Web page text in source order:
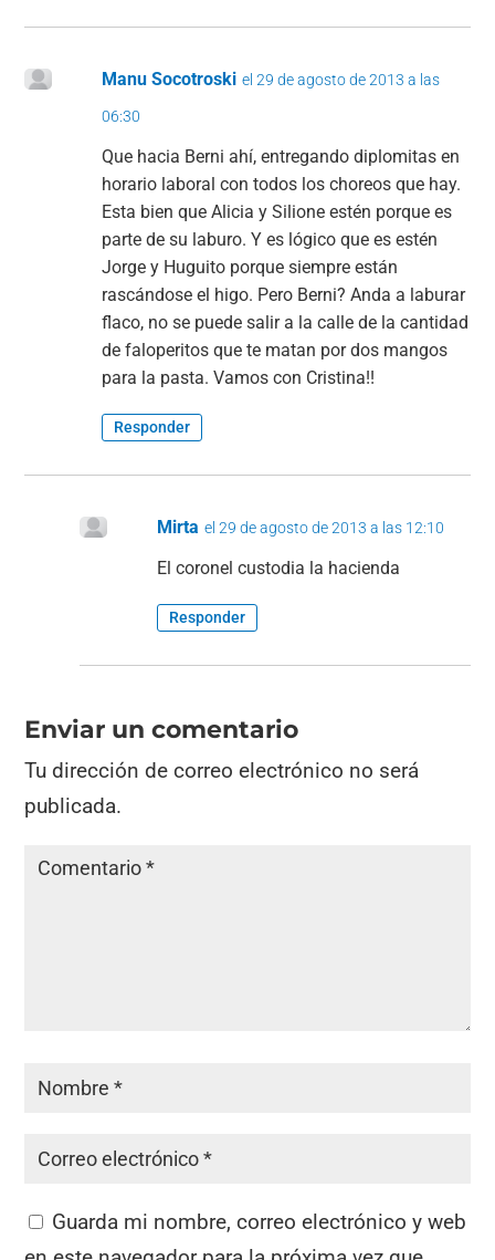
Manu Socotroski el 29 de agosto de 2013 a las
06:30
Que hacia Berni ahí, entregando diplomitas en
horario laboral con todos los choreos que hay.
Esta bien que Alicia y Silione estén porque es
parte de su laburo. Y es lógico que es estén
Jorge y Huguito porque siempre están
rascándose el higo. Pero Berni? Anda a laburar
flaco, no se puede salir a la calle de la cantidad
de faloperitos que te matan por dos mangos
para la pasta. Vamos con Cristina!!
Responder
Mirta el 29 de agosto de 2013 a las 12:10
El coronel custodia la hacienda
Responder
Enviar un comentario
Tu dirección de correo electrónico no será
publicada.
Guarda mi nombre, correo electrónico y web